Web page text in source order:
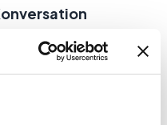
Antworten
Klare